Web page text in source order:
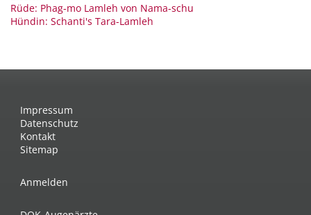
Rüde: Phag-mo Lamleh von Nama-schu
Hündin: Schanti's Tara-Lamleh
Impressum
Datenschutz
Kontakt
Sitemap
Anmelden